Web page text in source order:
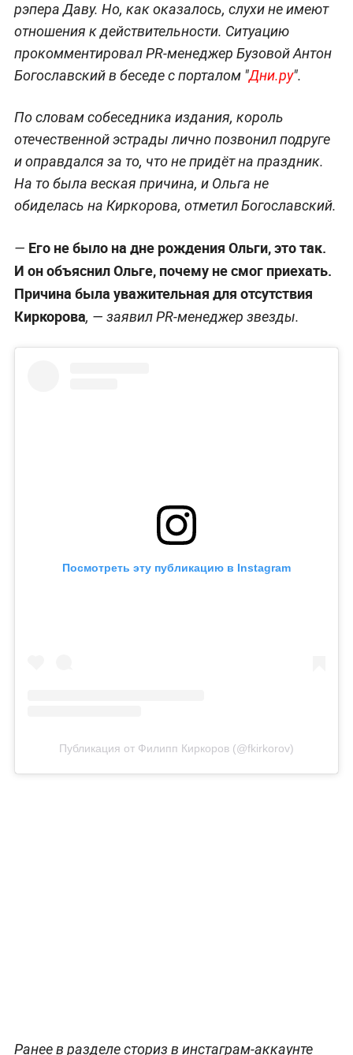
рэпера Даву. Но, как оказалось, слухи не имеют
отношения к действительности. Ситуацию
прокомментировал PR-менеджер Бузовой Антон
Богославский в беседе с порталом "Дни.ру".
По словам собеседника издания, король
отечественной эстрады лично позвонил подруге
и оправдался за то, что не придёт на праздник.
На то была веская причина, и Ольга не
обиделась на Киркорова, отметил Богославский.
— Его не было на дне рождения Ольги, это так.
И он объяснил Ольге, почему не смог приехать.
Причина была уважительная для отсутствия
Киркорова, — заявил PR-менеджер звезды.
Посмотреть эту публикацию в Instagram
Публикация от Филипп Киркоров (@fkirkorov)
Ранее в разделе сториз в инстаграм-аккаунте